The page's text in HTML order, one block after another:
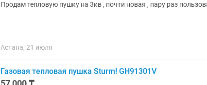
Продам тепловую пушку на 3кв , почти новая , пару раз
Астана, 21 июля
Газовая тепловая пушка Sturm! GH91301V